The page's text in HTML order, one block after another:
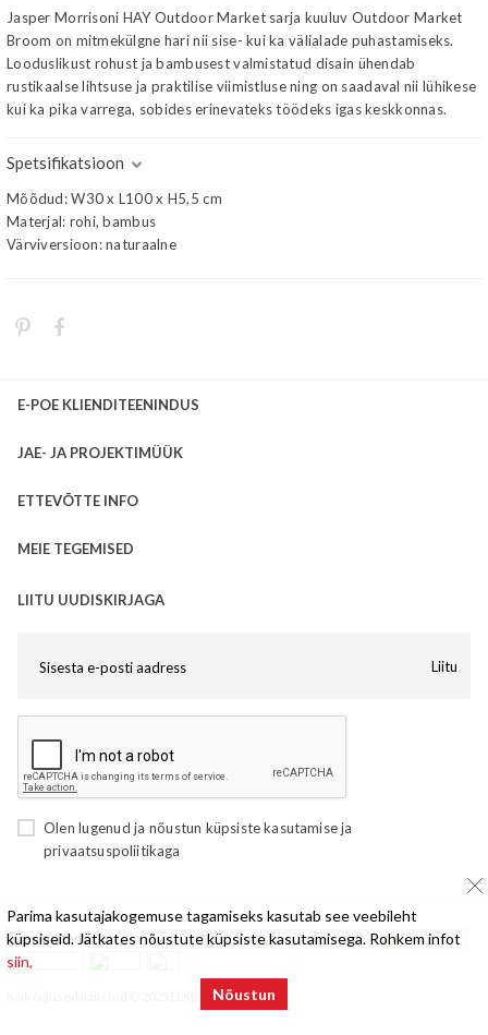
Jasper Morrisoni HAY Outdoor Market sarja kuuluv Outdoor Market
Broom on mitmekülgne hari nii sise- kui ka välialade puhastamiseks.
Looduslikust rohust ja bambusest valmistatud disain ühendab
rustikaalse lihtsuse ja praktilise viimistluse ning on saadaval nii lühikese
kui ka pika varrega, sobides erinevateks töödeks igas keskkonnas.
Spetsifikatsioon
Mõõdud: W30 x L100 x H5,5 cm
Materjal: rohi, bambus
Värviversioon: naturaalne
E-POE KLIENDITEENINDUS
JAE- JA PROJEKTIMÜÜK
ETTEVÕTTE INFO
MEIE TEGEMISED
LIITU UUDISKIRJAGA
Liitu
Olen lugenud ja nõustun küpsiste kasutamiseja
privaatsuspoliitikaga
Kõik õigused kaitstud © 2025 ELKE Mööbel
Parima kasutajakogemuse tagamiseks kasutab see veebileht
küpsiseid. Jätkates nõustute küpsiste kasutamisega. Rohkem infot
siin,
Nõustun